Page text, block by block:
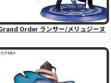
Order ランサー/メリュジーヌ